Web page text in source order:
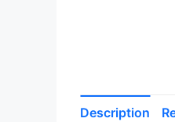
Description